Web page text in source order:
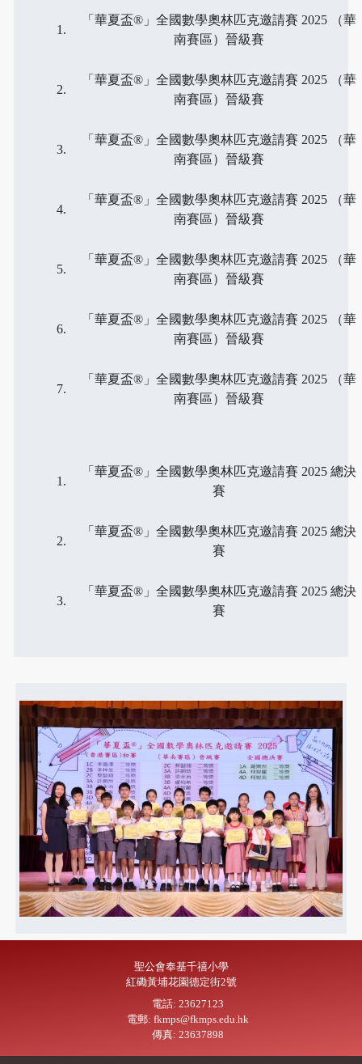
「華夏盃®」全國數學奧林匹克邀請賽 2025 （華
南賽區）晉級賽
「華夏盃®」全國數學奧林匹克邀請賽 2025 （華
南賽區）晉級賽
「華夏盃®」全國數學奧林匹克邀請賽 2025 （華
南賽區）晉級賽
「華夏盃®」全國數學奧林匹克邀請賽 2025 （華
南賽區）晉級賽
「華夏盃®」全國數學奧林匹克邀請賽 2025 （華
南賽區）晉級賽
「華夏盃®」全國數學奧林匹克邀請賽 2025 （華
南賽區）晉級賽
「華夏盃®」全國數學奧林匹克邀請賽 2025 （華
南賽區）晉級賽
「華夏盃®」全國數學奧林匹克邀請賽 2025 總決
賽
「華夏盃®」全國數學奧林匹克邀請賽 2025 總決
賽
「華夏盃®」全國數學奧林匹克邀請賽 2025 總決
賽
聖公會奉基千禧小學
紅磡黃埔花園德定街2號
電話: 23627123
電郵: fkmps@fkmps.edu.hk
傳真: 23637898